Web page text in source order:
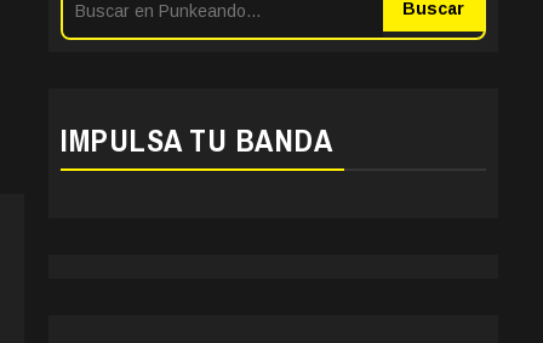
Buscar
IMPULSA TU BANDA